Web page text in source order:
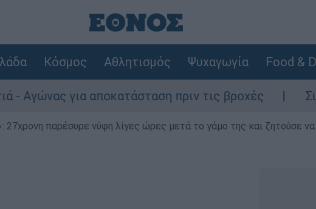
Κόσμος Αθλητισμός Ψυχαγωγία Food &
για αποκατάσταση πριν τις βροχές
παρέσυρε νύφη λίγες ώρες μετά το γάμο της και ζητούσε να